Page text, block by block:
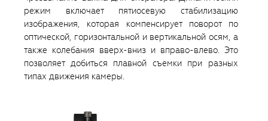
режим включает пятиосевую стабилизацию
изображения, которая компенсирует поворот по
оптической, горизонтальной и вертикальной осям, а
также колебания вверх-вниз и вправо-влево. Это
позволяет добиться плавной съемки при разных
типах движения камеры.